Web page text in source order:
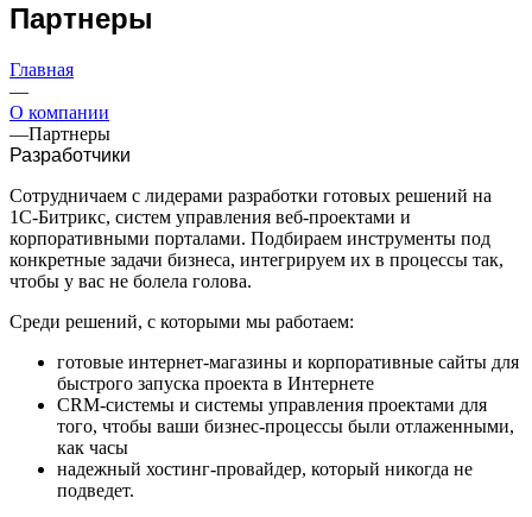
Партнеры
Главная
—
О компании
—Партнеры
Разработчики
Сотрудничаем с лидерами разработки готовых решений на
1С-Битрикс, систем управления веб-проектами и
корпоративными порталами. Подбираем инструменты под
конкретные задачи бизнеса, интегрируем их в процессы так,
чтобы у вас не болела голова.
Среди решений, с которыми мы работаем:
готовые интернет-магазины и корпоративные сайты для
быстрого запуска проекта в Интернете
CRM-системы и системы управления проектами для
того, чтобы ваши бизнес-процессы были отлаженными,
как часы
надежный хостинг-провайдер, который никогда не
подведет.